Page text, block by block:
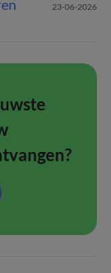
23-06-2026